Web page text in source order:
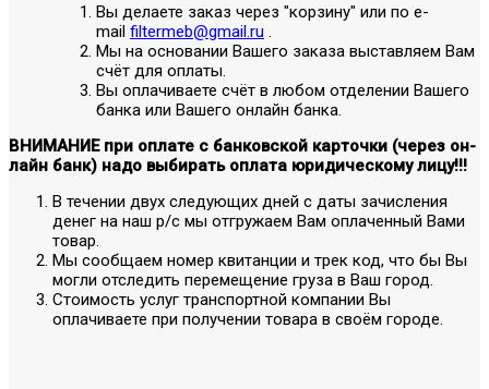
Вы делаете заказ через "корзину" или по е-
mail filtermeb@gmail.ru .
Мы на основании Вашего заказа выставляем Вам
счёт для оплаты.
Вы оплачиваете счёт в любом отделении Вашего
банка или Вашего онлайн банка.
ВНИМАНИЕ при оплате с банковской карточки (через он-
лайн банк) надо выбирать оплата юридическому лицу!!!
В течении двух следующих дней с даты зачисления
денег на наш р/с мы отгружаем Вам оплаченный Вами
товар.
Мы сообщаем номер квитанции и трек код, что бы Вы
могли отследить перемещение груза в Ваш город.
Стоимость услуг транспортной компании Вы
оплачиваете при получении товара в своём городе.